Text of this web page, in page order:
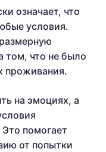
означает, что
условия.
том, что не было
проживания.
на эмоциях, а
помогает
от попытки